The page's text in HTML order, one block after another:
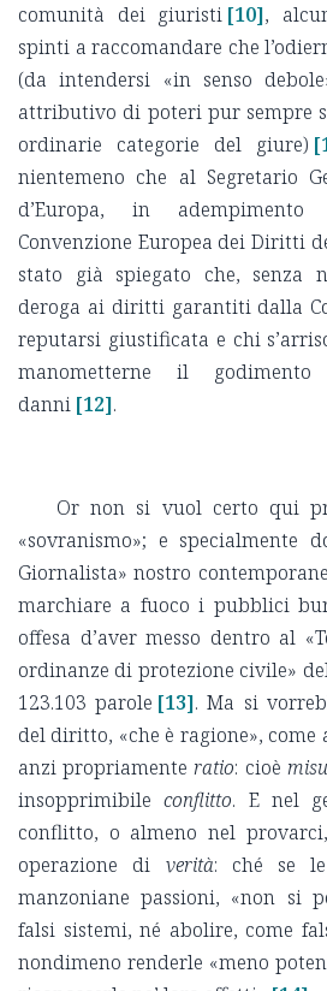
comunità dei giuristi [10],
spinti a raccomandare che
(da intendersi «in senso
attributivo di poteri pur sempre
ordinarie categorie del giure)
nientemeno che al Segretario
d’Europa, in
Convenzione Europea dei Diritti
stato già spiegato che, senza
deroga ai diritti garantiti dalla
reputarsi giustificata e chi
manometterne il
danni [12].
Or non si vuol certo qui
«sovranismo»; e specialmente
Giornalista» nostro
marchiare a fuoco i pubblici
offesa d’aver messo dentro al
ordinanze di protezione civile»
123.103 parole [13]. Ma si
del diritto, «che è ragione», come
anzi propriamenteratio: cioè
insopprimibileconflitto. E nel
conflitto, o almeno nel
operazione di verità: ché se
manzoniane passioni, «non si
falsi sistemi, né abolire, come
nondimeno renderle «meno